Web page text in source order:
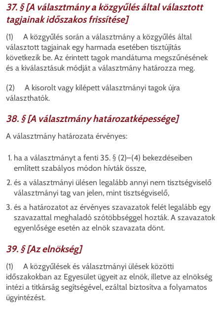
37. § [A választmány a közgyűlés által választott
tagjainak időszakos frissítése]
(1) A közgyűlés során a választmány a közgyűlés által
választott tagjainak egy harmada esetében tisztújítás
következik be. Az érintett tagok mandátuma megszűnésének
és a kiválasztásuk módját a választmány határozza meg.
(2) A kisorolt vagy kilépett választmányi tagok újra
választhatók.
38. § [A választmány határozatképessége]
A választmány határozata érvényes:
ha a választmányt a fenti 35. § (2)–(4) bekezdéseiben
említett szabályos módon hívták össze,
és a választmányi ülésen legalább annyi nem tisztségviselő
választmányi tag van jelen, mint tisztségviselő,
és a határozatot az érvényes szavazatok felét legalább egy
szavazattal meghaladó szótöbbséggel hozták. A szavazatok
egyenlősége esetén az elnök szavazata dönt.
39. § [Az elnökség]
(1) A közgyűlések és választmányi ülések közötti
időszakokban az Egyesület ügyeit az elnök, illetve az elnökség
intézi a titkárság segítségével, ezáltal biztosítva a folyamatos
ügyintézést.